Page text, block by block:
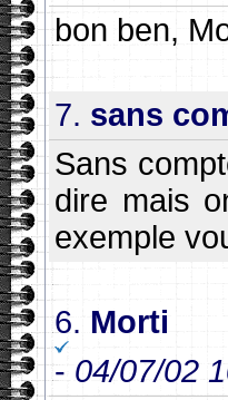
bon ben,
7. sans
Sans
dire mais
exemple
6. Morti
- 04/07/02